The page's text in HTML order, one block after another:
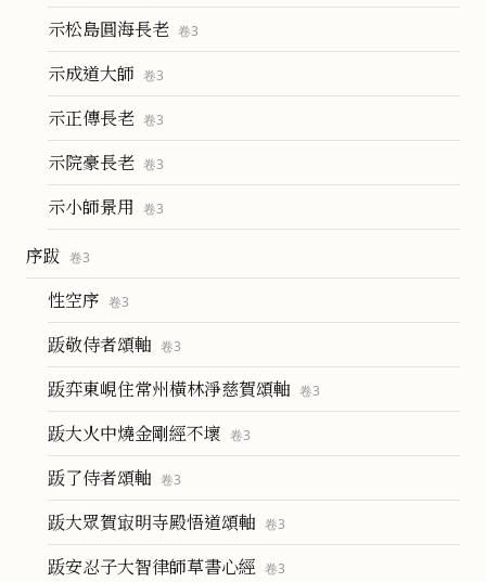
示松島圓海長老 卷3
示成道大師 卷3
示正傳長老 卷3
示院豪長老 卷3
示小師景用 卷3
序跋 卷3
性空序 卷3
䟦敬侍者頌軸 卷3
䟦弈東峴住常州橫林淨慈賀頌軸 卷3
䟦大火中燒金剛經不壞 卷3
䟦了侍者頌軸 卷3
䟦大眾賀㝡明寺殿悟道頌軸 卷3
䟦安忍子大智律師草書心經 卷3